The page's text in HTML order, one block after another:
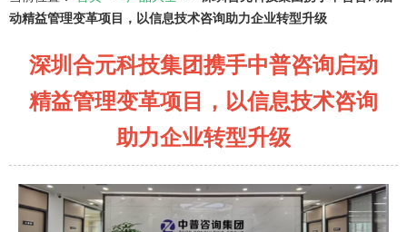
动精益管理变革项目，以信息技术咨询助力企业转型升级
深圳合元科技集团携手中普咨询启动
精益管理变革项目，以信息技术咨询
助力企业转型升级